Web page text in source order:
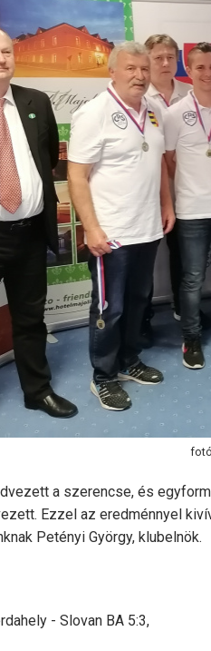
a szerencse, és
Ezzel az eredménnyel
Petényi György, klubelnök.
- Slovan BA 5:3,